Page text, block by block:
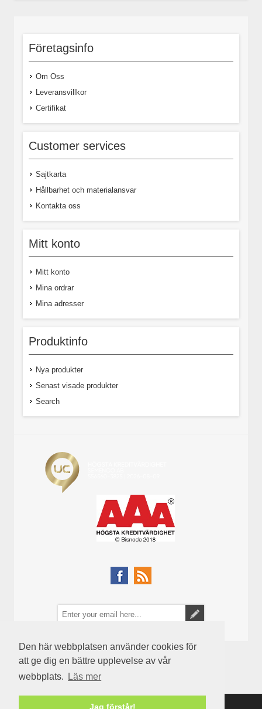
Den här webbplatsen använder cookies för
att ge dig en bättre upplevelse av vår
webbplats.
Läs mer
Jag förstår!
Företagsinfo
Om Oss
Leveransvillkor
Certifikat
Customer services
Sajtkarta
Hållbarhet och materialansvar
Kontakta oss
Mitt konto
Mitt konto
Mina ordrar
Mina adresser
Produktinfo
Nya produkter
Senast visade produkter
Search